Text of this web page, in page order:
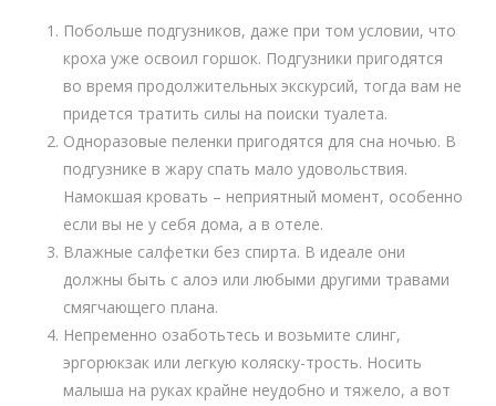
Побольше подгузников, даже при том условии, что
кроха уже освоил горшок. Подгузники пригодятся
во время продолжительных экскурсий, тогда вам не
придется тратить силы на поиски туалета.
Одноразовые пеленки пригодятся для сна ночью. В
подгузнике в жару спать мало удовольствия.
Намокшая кровать – неприятный момент, особенно
если вы не у себя дома, а в отеле.
Влажные салфетки без спирта. В идеале они
должны быть с алоэ или любыми другими травами
смягчающего плана.
Непременно озаботьтесь и возьмите слинг,
эргорюкзак или легкую коляску-трость. Носить
малыша на руках крайне неудобно и тяжело, а вот